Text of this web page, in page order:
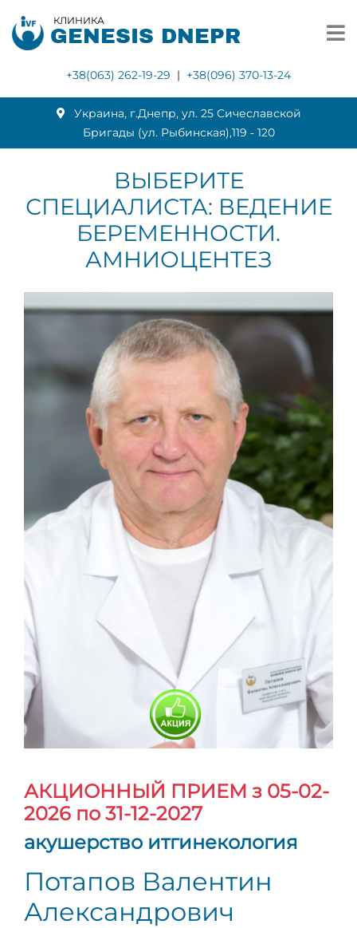
КЛИНИКА
GENESIS DNEPR
+38(063) 262-19-29 | +38(096) 370-13-24
Украина, г.Днепр, ул. 25 Сичеславской
Бригады (ул. Рыбинская),119 ‑ 120
ВЫБЕРИТЕ
СПЕЦИАЛИСТА: ВЕДЕНИЕ
БЕРЕМЕННОСТИ.
АМНИОЦЕНТЕЗ
АКЦИОННЫЙ ПРИЕМ з 05-02-
2026 по 31-12-2027
акушерство итгинекология
Потапов Валентин
Александрович